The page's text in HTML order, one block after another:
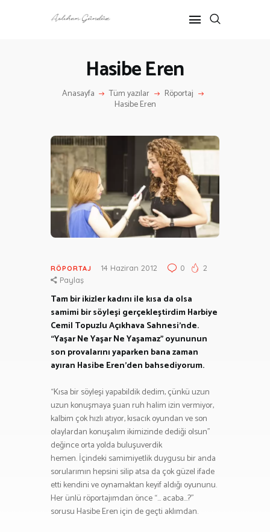
Hasibe Eren
Anasayfa Tüm yazılar Röportaj
Hasibe Eren
RÖPORTAJ
KÜLTÜR SANAT
HAKKIMDA
İLETIŞIM
RÖPORTAJ 14 Haziran 2012 0
2
Paylaş
Tam bir ikizler kadını ile kısa da olsa
samimi bir söyleşi gerçekleştirdim Harbiye
Cemil Topuzlu Açıkhava Sahnesi’nde.
“Yaşar Ne Yaşar Ne Yaşamaz” oyununun
son provalarını yaparken bana zaman
ayıran Hasibe Eren’den bahsediyorum.
“Kısa bir söyleşi yapabildik dedim, çünkü uzun
uzun konuşmaya şuan ruh halim izin vermiyor,
kalbim çok hızlı atıyor, kısacık oyundan ve son
olaylardan konuşalım ikimizinde dediği olsun”
değince orta yolda buluşuverdik
hemen. İçindeki samimiyetlik duygusu bir anda
sorularımın hepsini silip atsa da çok güzel ifade
etti kendini ve oynamaktan keyif aldığı oyununu.
Her ünlü röportajımdan önce “… acaba…?”
sorusu Hasibe Eren için de geçti aklımdan.